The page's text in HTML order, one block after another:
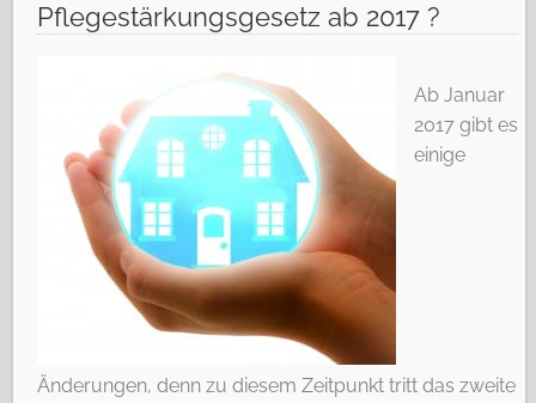
Pflegestärkungsgesetz ab 2017 ?
Ab Januar
2017 gibt es
einige
Änderungen, denn zu diesem Zeitpunkt tritt das zweite